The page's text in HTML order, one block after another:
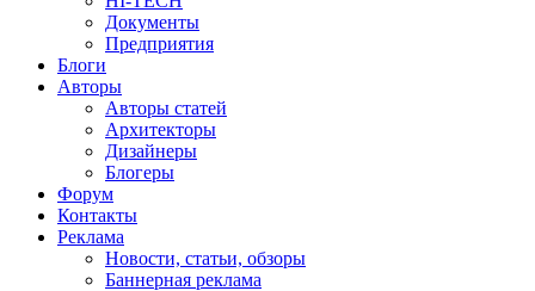
Документы
Предприятия
Блоги
Авторы
Авторы статей
Архитекторы
Дизайнеры
Блогеры
Форум
Контакты
Реклама
Новости, статьи, обзоры
Баннерная реклама